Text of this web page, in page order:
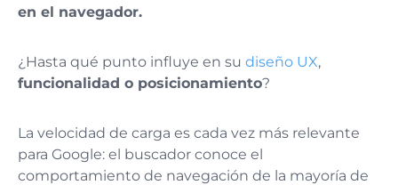
en el navegador.
¿Hasta qué punto influye en su diseño UX,
funcionalidad o posicionamiento?
La velocidad de carga es cada vez más relevante
para Google: el buscador conoce el
comportamiento de navegación de la mayoría de